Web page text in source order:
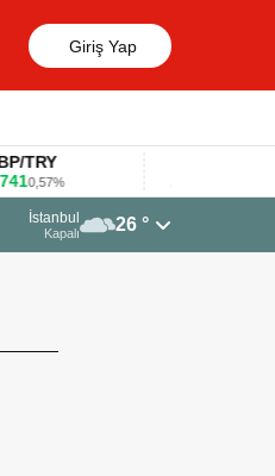
Giriş Yap
anket ile değerlendirdi
İstanbul
Kapalı 26 °